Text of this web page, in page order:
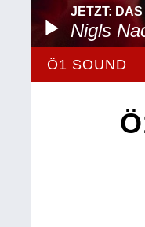
JETZT:
Nigls
Ö1 SOUND